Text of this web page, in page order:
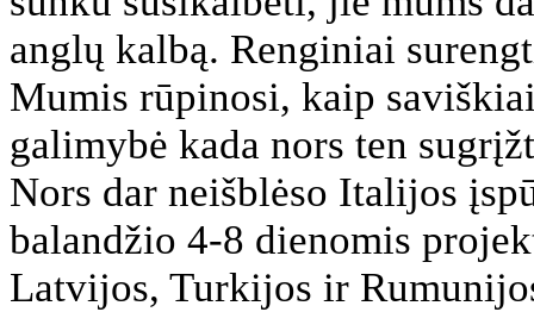
anglų kalbą. Renginiai
Mumis rūpinosi, kaip
galimybė kada nors ten
Nors dar neišblėso Italijos
balandžio 4-8 dienomis
Latvijos, Turkijos ir